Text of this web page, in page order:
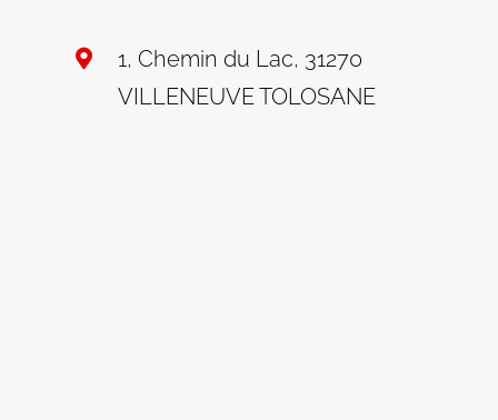
1, Chemin du Lac, 31270
VILLENEUVE TOLOSANE